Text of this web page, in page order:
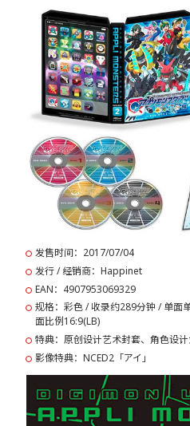
发售时间：2017/07/04
发行 / 经销商：Happinet
EAN：4907953069329
规格：彩色 / 收录约289分钟 / 单面
面比例16:9(LB)
特典：原创设计艺术封套、角色设
影像特典：NCED2「アイ」